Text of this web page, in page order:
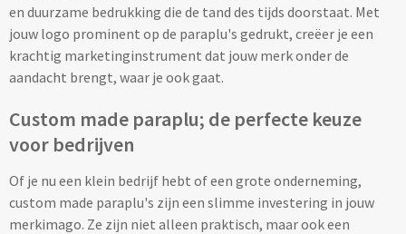
Custom made telefoon accessoires
Custom made webcam covers
Custom made USB sticks
Find Me artikelen bedrukken
en duurzame bedrukking die de tand des tijds doorstaat. Met
jouw logo prominent op de paraplu's gedrukt, creëer je een
krachtig marketinginstrument dat jouw merk onder de
aandacht brengt, waar je ook gaat.
Custom made paraplu; de perfecte keuze
voor bedrijven
Of je nu een klein bedrijf hebt of een grote onderneming,
custom made paraplu's zijn een slimme investering in jouw
merkimago. Ze zijn niet alleen praktisch, maar ook een